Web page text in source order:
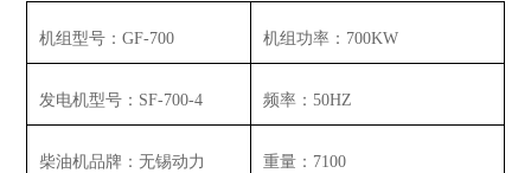
机组型号： GF-700 机组功率： 700KW
发电机型号： SF-700-4 频率： 50HZ
柴油机品牌：无锡动力 重量： 7100